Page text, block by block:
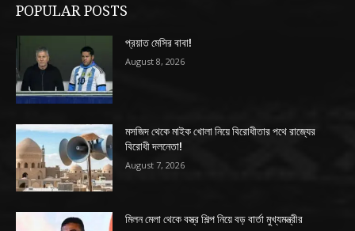
POPULAR POSTS
প্রয়াত মেসির বাবা!
August 8, 2026
মসজিদ থেকে মাইক খোলা নিয়ে বিরোধীতার পথে রাজ্যের
বিরোধী দলনেতা!
August 7, 2026
মিলন মেলা থেকে বস্ত্র শিল্প নিয়ে বড় বার্তা মুখ্যমন্ত্রীর